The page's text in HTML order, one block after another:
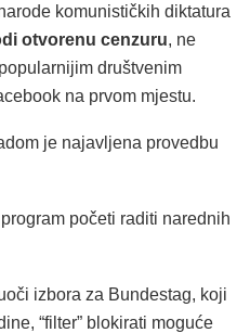
komunističkih diktatura
otvorenu cenzuru, ne
društvenim
na prvom mjestu.
je najavljena provedbu
početi raditi narednih
izbora za Bundestag, koji
“filter” blokirati moguće